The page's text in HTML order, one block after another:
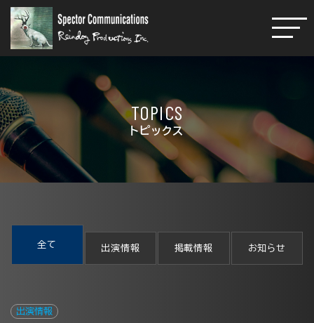
TOPICS
トピックス
全て 出演情報 掲載情報 お知らせ
出演情報